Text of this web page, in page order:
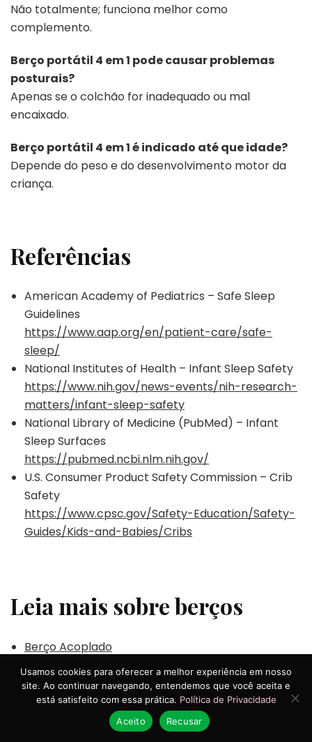
Não totalmente; funciona melhor como
complemento.
Berço portátil 4 em 1 pode causar problemas
posturais?
Apenas se o colchão for inadequado ou mal
encaixado.
Berço portátil 4 em 1 é indicado até que idade?
Depende do peso e do desenvolvimento motor da
criança.
Referências
American Academy of Pediatrics – Safe Sleep
Guidelines
https://www.aap.org/en/patient-care/safe-
sleep/
National Institutes of Health – Infant Sleep Safety
https://www.nih.gov/news-events/nih-research-
matters/infant-sleep-safety
National Library of Medicine (PubMed) – Infant
Sleep Surfaces
https://pubmed.ncbi.nlm.nih.gov/
U.S. Consumer Product Safety Commission – Crib
Safety
https://www.cpsc.gov/Safety-Education/Safety-
Guides/Kids-and-Babies/Cribs
Leia mais sobre berços
Berço Acoplado
Berço Portátil
Berço Americano
Berço Cômoda
Colchão para Berço
Usamos cookies para oferecer a melhor experiência em nosso
site. Ao continuar navegando, entendemos que você aceita e
está satisfeito com essa prática. Política de Privacidade
Aceito
Recusar